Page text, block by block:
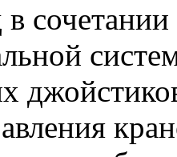
сочетании